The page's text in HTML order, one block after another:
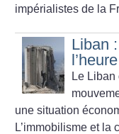
impérialistes de la
Liban
Le
une situation
L’immobilisme et